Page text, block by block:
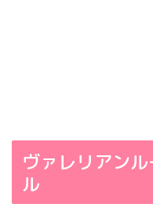
ヴァレリアン
ル